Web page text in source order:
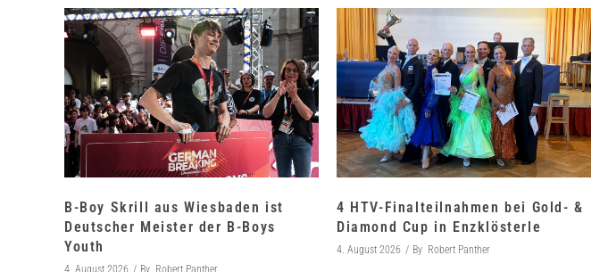
B-Boy Skrill aus Wiesbaden ist
Deutscher Meister der B-Boys
Youth
4 HTV-Finalteilnahmen bei Gold- &
Diamond Cup in Enzklösterle
4. August 2026 By Robert Panther